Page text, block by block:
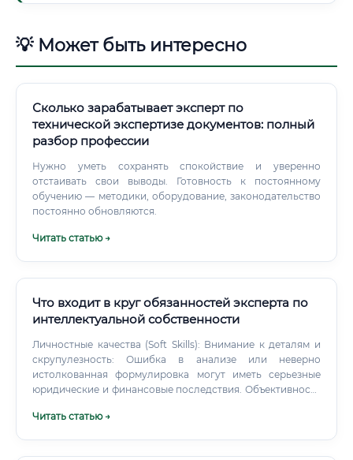
💡 Может быть интересно
Сколько зарабатывает эксперт по
технической экспертизе документов: полный
разбор профессии
Нужно уметь сохранять спокойствие и уверенно
отстаивать свои выводы. Готовность к постоянному
обучению — методики, оборудование, законодательство
постоянно обновляются.
Читать статью →
Что входит в круг обязанностей эксперта по
интеллектуальной собственности
Личностные качества (Soft Skills): Внимание к деталям и
скрупулезность: Ошибка в анализе или неверно
истолкованная формулировка могут иметь серьезные
юридические и финансовые последствия. Объективность
своих суждениях и основывать выводы исключительно на
Читать статью →